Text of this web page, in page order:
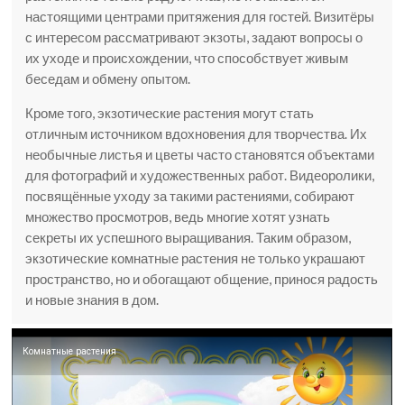
настоящими центрами притяжения для гостей. Визитёры
с интересом рассматривают экзоты, задают вопросы о
их уходе и происхождении, что способствует живым
беседам и обмену опытом.
Кроме того, экзотические растения могут стать
отличным источником вдохновения для творчества. Их
необычные листья и цветы часто становятся объектами
для фотографий и художественных работ. Видеоролики,
посвящённые уходу за такими растениями, собирают
множество просмотров, ведь многие хотят узнать
секреты их успешного выращивания. Таким образом,
экзотические комнатные растения не только украшают
пространство, но и обогащают общение, принося радость
и новые знания в дом.
Комнатные растения